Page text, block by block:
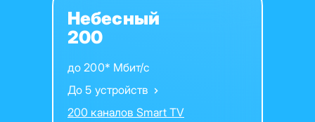
Небесный
200
до 200* Мбит/с
До 5 устройств
200 каналов Smart TV